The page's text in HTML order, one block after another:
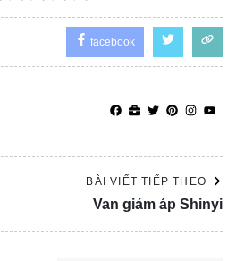
facebook
BÀI VIẾT TIẾP THEO
Van giảm áp Shinyi